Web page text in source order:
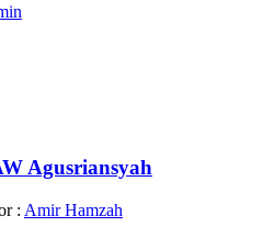
Agusriansyah
: Amir Hamzah